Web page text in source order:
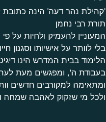
'קהילת נהר דעה' הינה
תורת רבי נחמן
המעוניין להעמיק ולחיות על
בלי לוותר על אישיותו וסגנון חייו
הלימוד בבית המדרש הינו
בעבודת ה', ומפגשים מעת
ומתאימה למקורבים חדשים
ולכל מי שזקוק לאהבה שמחה